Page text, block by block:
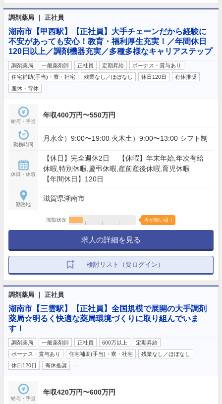
調剤薬局 ｜ 正社員
湖南市【甲西駅】【正社員】大手チェーンだから経験に
不安があっても安心！教育・福利厚生充実！／年間休日
120日以上／調剤機器充実／多種多様なキャリアステップ
調剤薬局 一般薬剤師 正社員 定期昇給
ボーナス・賞与あり
住宅補助(手当)・寮・社宅
残業なし／ほぼなし 休日120日
有休推奨
産休・育休
給与・手当
年収400万円〜550万円
勤務時間
月水金）9:00〜19:00 火木土）9:00〜13:00 シフト制
休日・休暇
【休日】完全週休2日 【休暇】年末年始,年次有給
休暇,特別休暇,慶弔休暇,産前産後休暇,育児休暇
【年間休日】120日
勤務地
滋賀県湖南市
閲覧状況 今が狙い目！
求人の詳細を見る
検討リスト（要ログイン）
調剤薬局 ｜ 正社員
湖南市【三雲駅】【正社員】全国規模で展開の大手調剤
薬局☆明るく快適な薬局環境づくりに取り組んでいま
す！
調剤薬局 一般薬剤師 正社員 600万以上
定期昇給
ボーナス・賞与あり
住宅補助(手当)・寮・社宅
残業なし／ほぼなし
休日120日
有休推奨
給与・手当
年収420万円〜600万円